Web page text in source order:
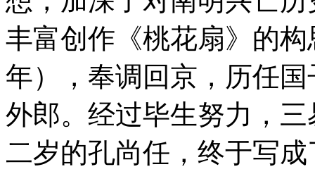
丰富创作《桃花扇》的
年），奉调回京，历任
外郎。经过毕生努力，
二岁的孔尚任，终于写